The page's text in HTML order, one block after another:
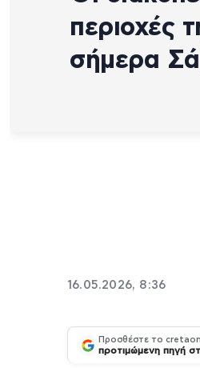
περιοχές
σήμερα
16.05.2026, 8:36
Προσθέστε το
προτιμώμενη πηγή